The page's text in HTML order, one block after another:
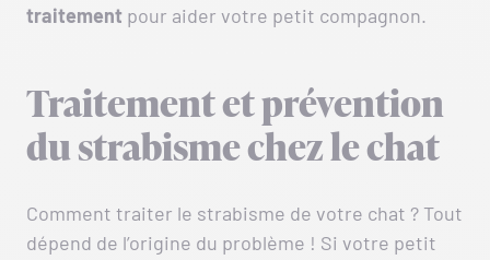
traitement pour aider votre petit compagnon.
Traitement et prévention
du strabisme chez le chat
Comment traiter le strabisme de votre chat ? Tout
dépend de l’origine du problème ! Si votre petit